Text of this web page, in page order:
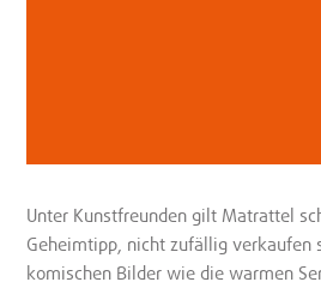
Unter Kunstfreunden gilt Matrattel
Geheimtipp, nicht zufällig verkaufen
komischen Bilder wie die warmen